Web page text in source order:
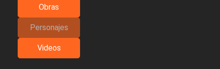
Obras
Personajes
Videos